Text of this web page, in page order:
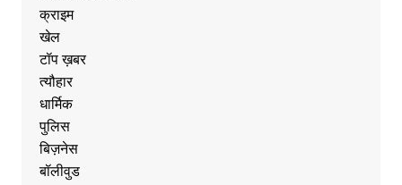
क्राइम
खेल
टॉप ख़बर
त्यौहार
धार्मिक
पुलिस
बिज़नेस
बॉलीवुड